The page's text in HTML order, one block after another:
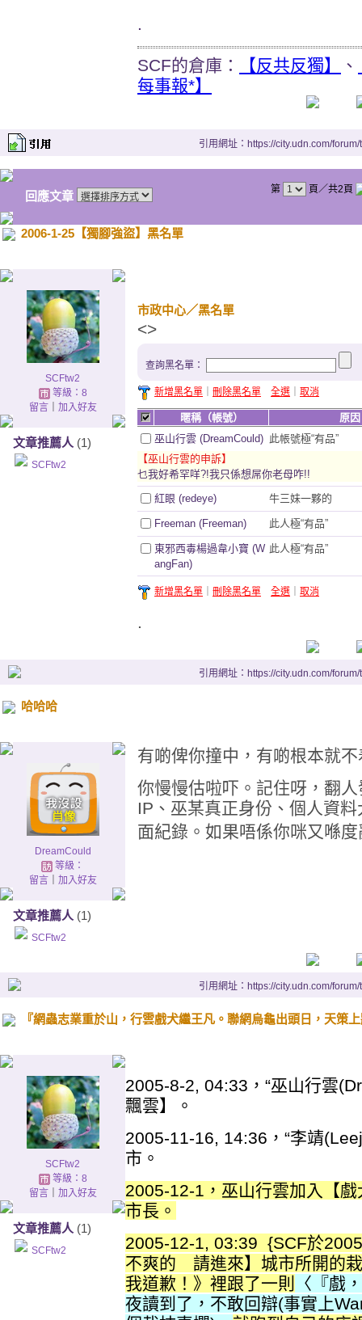
.
SCF的倉庫： 【反共反獨】 、
每事報*】
引用網址：https://city.udn.com/
回應文章 第 頁／共2頁
2006-1-25【獨腳強盜】黑名單
SCFtw2
等級：8
留言｜ 加入好友
文章推薦人 (1)
SCFtw2
市政中心／黑名單
<>
查詢黑名單：
新增黑名單 刪除黑名單 全選 取消
暱稱（帳號）
原因
巫山行雲 (DreamCould) 此帳號極“有品”
【巫山行雲的申訴】
乜我好希罕咩?!我只係想屌你老母咋!!
紅眼 (redeye)
牛三妹一夥的
Freeman (Freeman) 此人極“有品”
東邪西毒楊過韋小寶 (W
angFan)
此人極“有品”
新增黑名單 刪除黑名單 全選 取消
.
引用網址：https://city.udn.com/
哈哈哈
DreamCould
等級：
留言｜ 加入好友
文章推薦人 (1)
SCFtw2
有啲俾你撞中，有啲根本就
你慢慢估啦吓。記住呀，翻
IP、巫某真正身份、個人資
面紀錄。如果唔係你咪又喺
引用網址：https://city.udn.com/
『網蟲志業重於山，行雲戲犬繼王凡。聯網烏龜出頭日，天策
SCFtw2
等級：8
留言｜ 加入好友
文章推薦人 (1)
SCFtw2
2005-8-2, 04:33，“巫山行雲
飄雲】。
2005-11-16, 14:36，“李靖
市。
2005-12-1，巫山行雲加入【
市長。
2005-12-1, 03:39 {SCF於
不爽的 請進來】城市所開的
我道歉！》裡跟了一則
〈『戲
夜讀到了，不敢回辯(事實上